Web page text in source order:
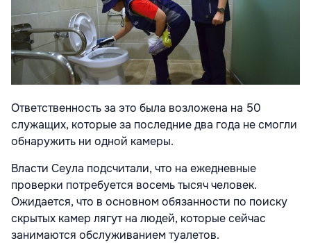
Ответственность за это была возложена на 50
служащих, которые за последние два года не смогли
обнаружить ни одной камеры.
Власти Сеула подсчитали, что на ежедневные
проверки потребуется восемь тысяч человек.
Ожидается, что в основном обязанности по поиску
скрытых камер лягут на людей, которые сейчас
занимаются обслуживанием туалетов.